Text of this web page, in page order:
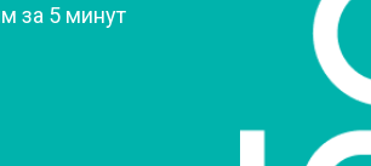
за 5 минут